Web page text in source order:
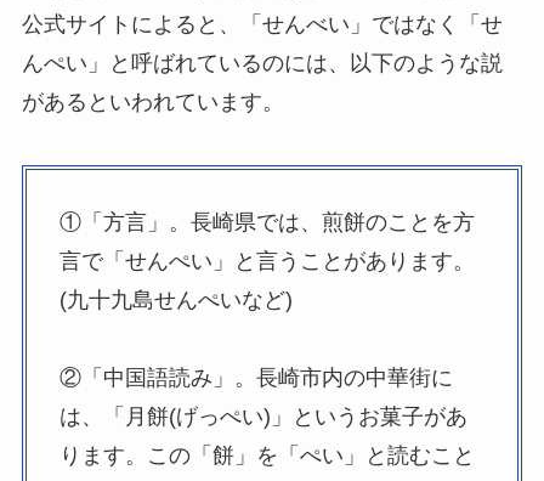
公式サイトによると、「せんべい」ではなく「せ
んぺい」と呼ばれているのには、以下のような説
があるといわれています。
①「方言」。長崎県では、煎餅のことを方
言で「せんぺい」と言うことがあります。
(九十九島せんぺいなど)
②「中国語読み」。長崎市内の中華街に
は、「月餅(げっぺい)」というお菓子があ
ります。この「餅」を「ぺい」と読むこと